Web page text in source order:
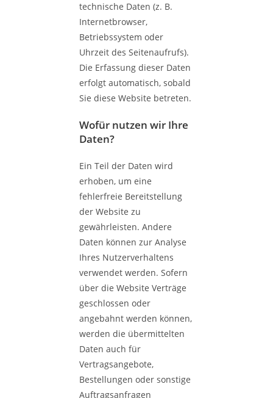
technische Daten (z. B.
Internetbrowser,
Betriebssystem oder
Uhrzeit des Seitenaufrufs).
Die Erfassung dieser Daten
erfolgt automatisch, sobald
Sie diese Website betreten.
Wofür nutzen wir Ihre
Daten?
Ein Teil der Daten wird
erhoben, um eine
fehlerfreie Bereitstellung
der Website zu
gewährleisten. Andere
Daten können zur Analyse
Ihres Nutzerverhaltens
verwendet werden. Sofern
über die Website Verträge
geschlossen oder
angebahnt werden können,
werden die übermittelten
Daten auch für
Vertragsangebote,
Bestellungen oder sonstige
Auftragsanfragen